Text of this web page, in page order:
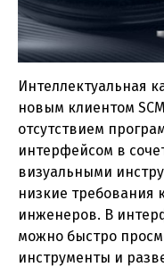
Интеллектуальная
новым клиентом
отсутствием
интерфейсом в
визуальными
низкие требования
инженеров. В
можно быстро
инструменты и